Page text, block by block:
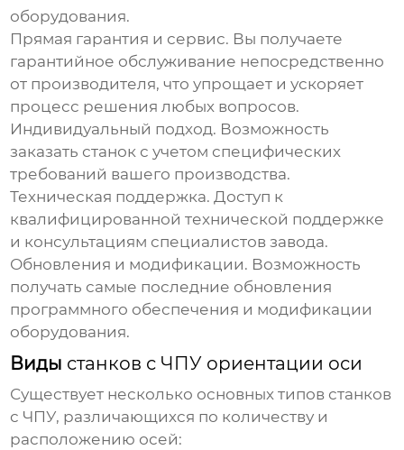
оборудования.
Прямая гарантия и сервис. Вы получаете
гарантийное обслуживание непосредственно
от производителя, что упрощает и ускоряет
процесс решения любых вопросов.
Индивидуальный подход. Возможность
заказать станок с учетом специфических
требований вашего производства.
Техническая поддержка. Доступ к
квалифицированной технической поддержке
и консультациям специалистов завода.
Обновления и модификации. Возможность
получать самые последние обновления
программного обеспечения и модификации
оборудования.
Виды станков с ЧПУ ориентации оси
Существует несколько основных типов станков
с ЧПУ, различающихся по количеству и
расположению осей: